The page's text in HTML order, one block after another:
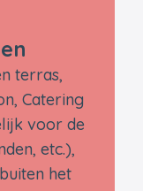
terras,
Catering
voor de
etc.),
het